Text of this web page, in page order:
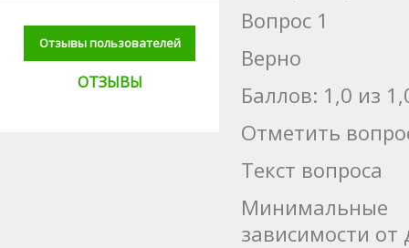
Отзывы пользователей
ОТЗЫВЫ
Вопрос 1
Верно
Баллов: 1,0 из
Отметить
Текст вопроса
Минимальные
зависимости